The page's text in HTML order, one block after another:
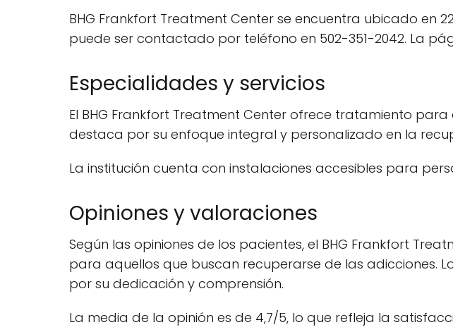
BHG Frankfort Treatment Center se encuentra ubicado en
puede ser contactado por teléfono en 502-351-2042. La
Especialidades y servicios
El BHG Frankfort Treatment Center ofrece tratamiento
destaca por su enfoque integral y personalizado en la
La institución cuenta con instalaciones accesibles para
Opiniones y valoraciones
Según las opiniones de los pacientes, el BHG Frankfort
para aquellos que buscan recuperarse de las adicciones.
por su dedicación y comprensión.
La media de la opinión es de 4,7/5, lo que refleja la